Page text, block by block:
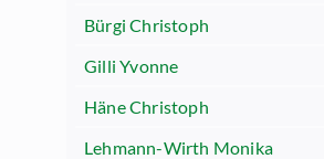
Bürgi Christoph
Gilli Yvonne
Häne Christoph
Lehmann-Wirth Monika